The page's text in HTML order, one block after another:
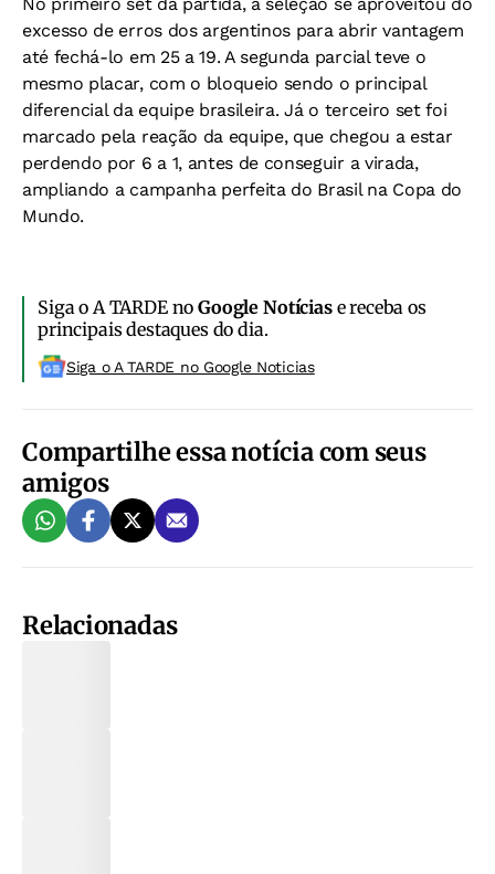
excesso de erros dos argentinos para abrir vantagem
até fechá-lo em 25 a 19. A segunda parcial teve o
mesmo placar, com o bloqueio sendo o principal
diferencial da equipe brasileira. Já o terceiro set foi
marcado pela reação da equipe, que chegou a estar
perdendo por 6 a 1, antes de conseguir a virada,
ampliando a campanha perfeita do Brasil na Copa do
Mundo.
Siga o A TARDE noGoogle Notíciase receba os
principais destaques do dia.
Siga o A TARDE no Google Noticias
Compartilhe essa notícia com seus
amigos
Relacionadas